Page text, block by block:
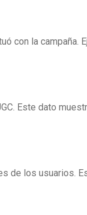
con la
Este dato
de los usuarios.